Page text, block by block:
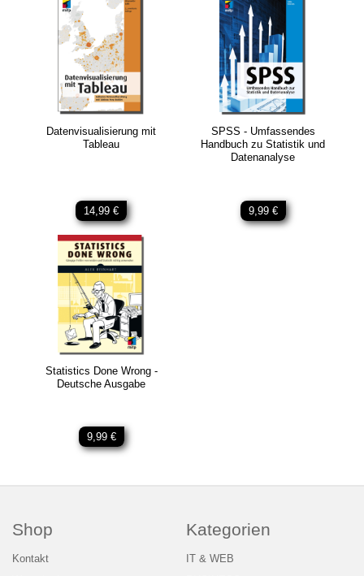
Datenvisualisierung mit
Tableau
14,99 €
SPSS - Umfassendes
Handbuch zu Statistik und
Datenanalyse
9,99 €
Statistics Done Wrong -
Deutsche Ausgabe
9,99 €
Shop
Kontakt
Kategorien
IT & WEB